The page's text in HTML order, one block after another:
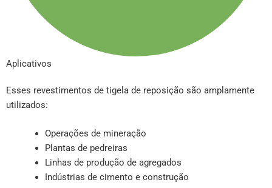
Aplicativos
Esses revestimentos de tigela de reposição são amplamente
utilizados:
Operações de mineração
Plantas de pedreiras
Linhas de produção de agregados
Indústrias de cimento e construção